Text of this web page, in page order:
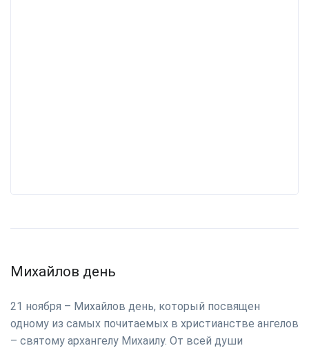
Михайлов день
21 ноября – Михайлов день, который посвящен
одному из самых почитаемых в христианстве ангелов
– святому архангелу Михаилу. От всей души